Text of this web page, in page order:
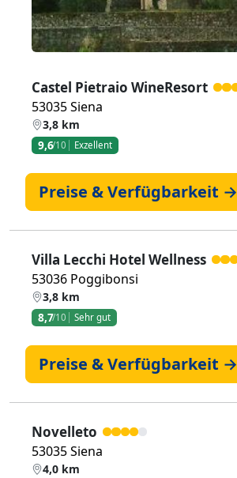
Castel Pietraio WineResort
53035 Siena
3,8 km
9,6/10 Exzellent
Preise & Verfügbarkeit →
Villa Lecchi Hotel Wellness
53036 Poggibonsi
3,8 km
8,7/10 Sehr gut
Preise & Verfügbarkeit →
Novelleto
53035 Siena
4,0 km